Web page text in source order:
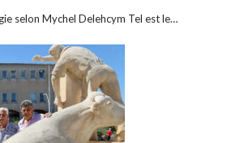
selon Mychel Delehcym Tel est le…